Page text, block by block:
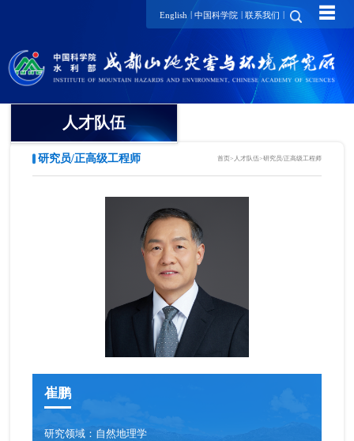
English | 中国科学院 | 联系我们 | ☰
人才队伍
院士
研究员/正高级工程师
项目研究员
研究员/正高级工程师 首页> 人才队伍>研究员/正高级工程师
崔鹏
研究领域： 自然地理学